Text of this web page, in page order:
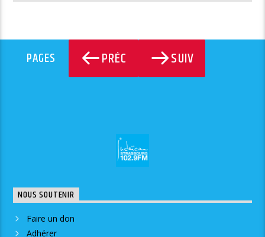
PAGES PRÉC SUIV
NOUS SOUTENIR
Faire un don
Adhérer